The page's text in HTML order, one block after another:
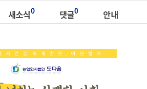
새소식0 댓글0 안내